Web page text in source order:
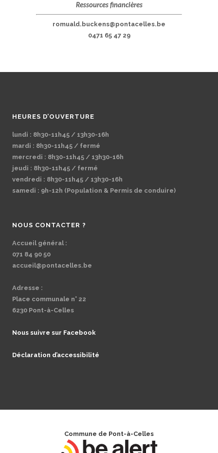
Ressources financières
romuald.buckens@pontacelles.be
0471 65 47 29
HEURES D’OUVERTURE
lundi : 8h30-11h45 / 13h30-16h
mardi : 8h30-11h45 / fermé
mercredi : 8h30-11h45 / 13h30-16h
jeudi : 8h30-11h45 / fermé
vendredi : 8h30-11h45 / 13h30-16h
samedi : 9h-12h (Population & Permis de conduire)
NOUS CONTACTER ?
Accueil général :
071 84 90 50
accueil@pontacelles.be
Adresse :
Place communale n° 22
6230 Pont-à-Celles
Nous suivre sur Facebook
Déclaration d’accessibilité
Commune de Pont-à-Celles